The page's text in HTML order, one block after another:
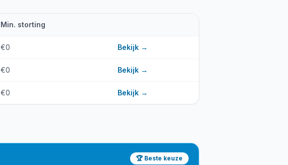
Min. storting
€0 Bekijk →
€0 Bekijk →
€0 Bekijk →
🏆 Beste keuze